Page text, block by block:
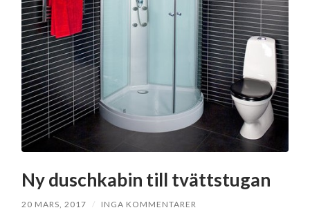
Ny duschkabin till tvättstugan
20 MARS, 2017 / INGA KOMMENTARER